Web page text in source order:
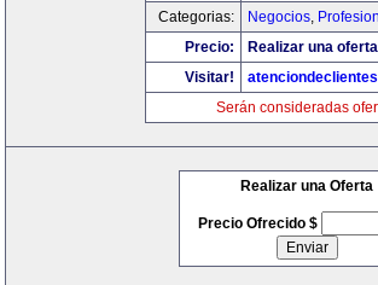
Categorias:
Negocios,
Precio:
Realizar una
Visitar!
Serán consideradas
Realizar una Oferta
Precio Ofrecido $